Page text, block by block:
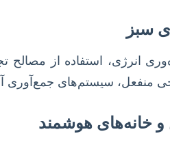
انرژی، استفاده از مصالح
منفعل، سیستم‌های جمع‌آوری